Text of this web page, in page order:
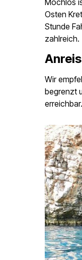
Mochlos
Osten
Stunde
zahlreich.
Wir
begrenzt
erreichbar.